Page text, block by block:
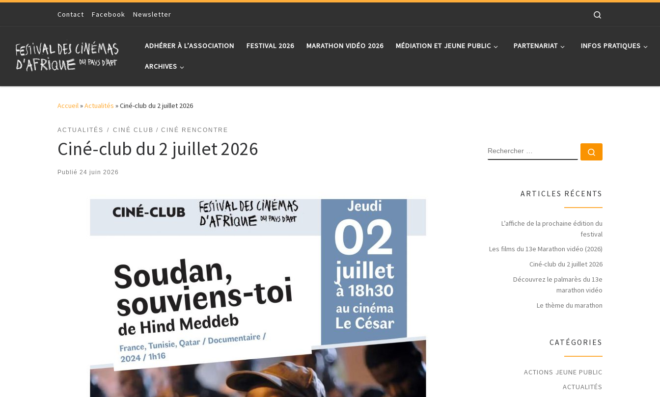
Skip to contentContact Facebook Newsletter
ADHÉRER À L’ASSOCIATION FESTIVAL 2026 MARATHON VIDÉO 2026 MÉDIATION ET JEUNE PUBLIC PARTENARIAT INFOS PRATIQUES
ARCHIVES
Accueil»Actualités »Ciné-club du 2 juillet 2026
ACTUALITÉS CINÉ CLUB / CINÉ RENCONTRE
Ciné-club du 2 juillet 2026
Publié 24 juin 2026
RECHERCHER
ARTICLES RÉCENTS
L’affiche de la prochaine édition du
festival
Les films du 13e Marathon vidéo (2026)
Ciné-club du 2 juillet 2026
Découvrez le palmarès du 13e
marathon vidéo
Le thème du marathon
CATÉGORIES
ACTIONS JEUNE PUBLIC
ACTUALITÉS